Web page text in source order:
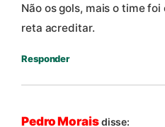
Não os gols, mais o time
reta acreditar.
Responder
Pedro Moraisdisse: